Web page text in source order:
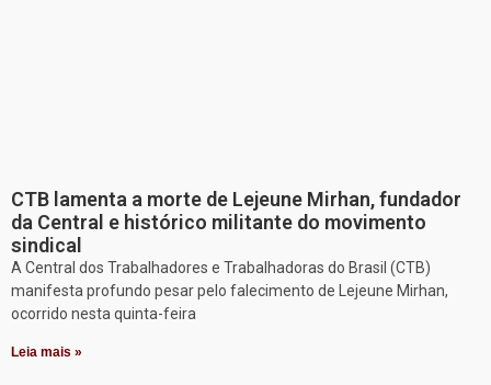
CTB lamenta a morte de Lejeune Mirhan, fundador
da Central e histórico militante do movimento
sindical
A Central dos Trabalhadores e Trabalhadoras do Brasil (CTB)
manifesta profundo pesar pelo falecimento de Lejeune Mirhan,
ocorrido nesta quinta-feira
Leia mais »